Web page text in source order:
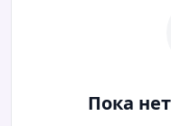
Пока